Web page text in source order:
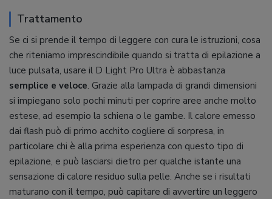
Trattamento
Se ci si prende il tempo di leggere con cura le istruzioni, cosa
che riteniamo imprescindibile quando si tratta di epilazione a
luce pulsata, usare il D Light Pro Ultra è abbastanza
semplice e veloce. Grazie alla lampada di grandi dimensioni
si impiegano solo pochi minuti per coprire aree anche molto
estese, ad esempio la schiena o le gambe. Il calore emesso
dai flash può di primo acchito cogliere di sorpresa, in
particolare chi è alla prima esperienza con questo tipo di
epilazione, e può lasciarsi dietro per qualche istante una
sensazione di calore residuo sulla pelle. Anche se i risultati
maturano con il tempo, può capitare di avvertire un leggero